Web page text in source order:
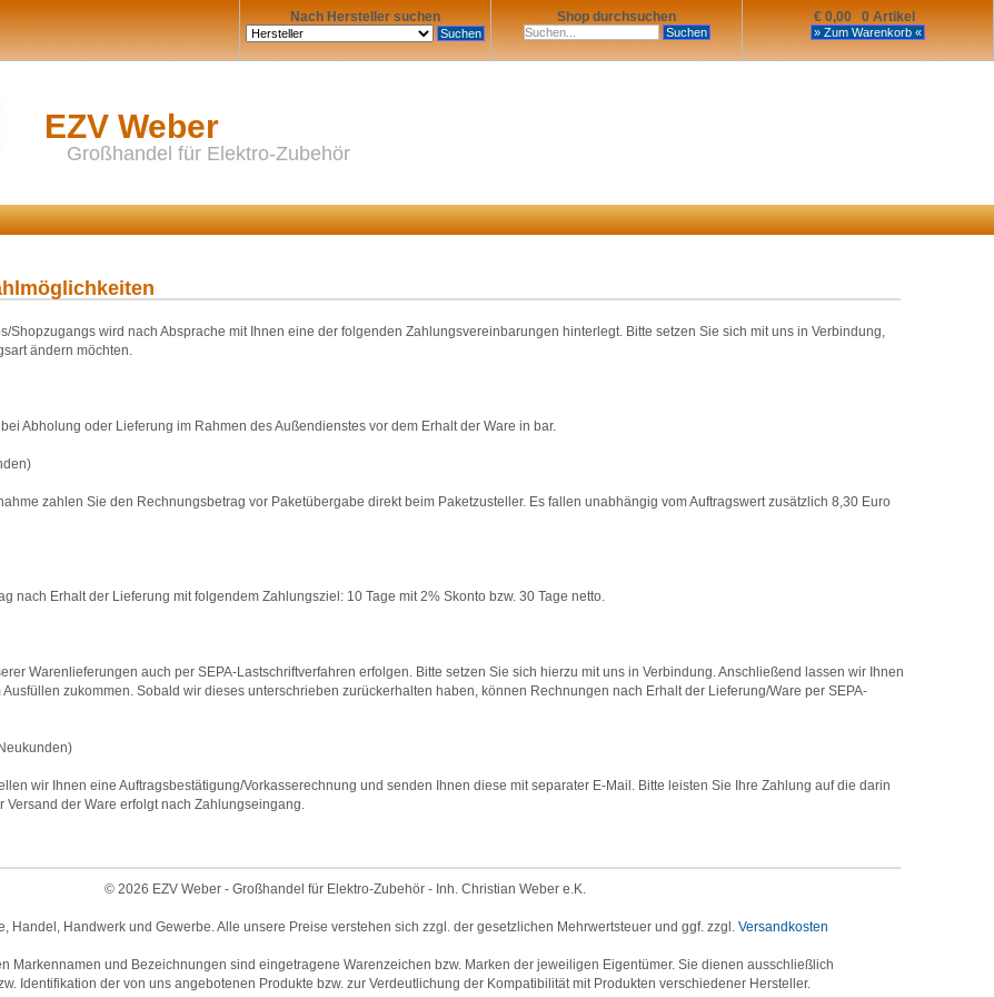
€ 0,00 0 Artikel
Shop durchsuchen
Nach Hersteller suchen
EZV Weber
Großhandel für Elektro-Zubehör
Shopzugangs wird nach Absprache mit Ihnen eine der folgenden Zahlungsvereinbarungen hinterlegt. Bitte setzen Sie sich mit uns in Verbindung,
ändern möchten.
Abholung oder Lieferung im Rahmen des Außendienstes vor dem Erhalt der Ware in bar.
zahlen Sie den Rechnungsbetrag vor Paketübergabe direkt beim Paketzusteller. Es fallen unabhängig vom Auftragswert zusätzlich 8,30 Euro
nach Erhalt der Lieferung mit folgendem Zahlungsziel: 10 Tage mit 2% Skonto bzw. 30 Tage netto.
Warenlieferungen auch per SEPA-Lastschriftverfahren erfolgen. Bitte setzen Sie sich hierzu mit uns in Verbindung. Anschließend lassen wir Ihnen
zukommen. Sobald wir dieses unterschrieben zurückerhalten haben, können Rechnungen nach Erhalt der Lieferung/Ware per SEPA-
wir Ihnen eine Auftragsbestätigung/Vorkasserechnung und senden Ihnen diese mit separater E-Mail. Bitte leisten Sie Ihre Zahlung auf die darin
der Ware erfolgt nach Zahlungseingang.
© 2026 EZV Weber - Großhandel für Elektro-Zubehör - Inh. Christian Weber e.K.
Handel, Handwerk und Gewerbe. Alle unsere Preise verstehen sich zzgl. der gesetzlichen Mehrwertsteuer und ggf. zzgl. Versandkosten
Markennamen und Bezeichnungen sind eingetragene Warenzeichen bzw. Marken der jeweiligen Eigentümer. Sie dienen ausschließlich
Identifikation der von uns angebotenen Produkte bzw. zur Verdeutlichung der Kompatibilität mit Produkten verschiedener Hersteller.